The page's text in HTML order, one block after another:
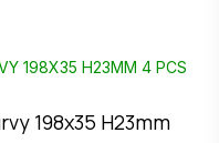
198x35 H23mm